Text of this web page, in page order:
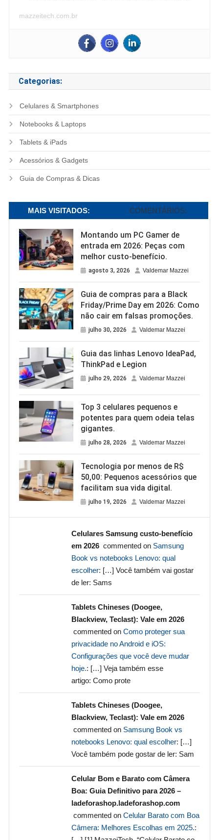
mazzeitech.com.br
Categorias:
Celulares & Smartphones
Notebooks & Laptops
Tablets & iPads
Acessórios & Gadgets
Guia de Compras & Dicas
MAIS VISITADOS: COMENTÁRIOS:
Montando um PC Gamer de
entrada em 2026: Peças com
melhor custo-benefício.
agosto 3, 2026 Valdemar Mazzei
Guia de compras para a Black
Friday/Prime Day em 2026: Como
não cair em falsas promoções.
julho 30, 2026 Valdemar Mazzei
Guia das linhas Lenovo IdeaPad,
ThinkPad e Legion
julho 29, 2026 Valdemar Mazzei
Top 3 celulares pequenos e
potentes para quem odeia telas
gigantes.
julho 28, 2026 Valdemar Mazzei
Tecnologia por menos de R$
50,00: Pequenos acessórios que
facilitam sua vida digital.
julho 19, 2026 Valdemar Mazzei
Celulares Samsung custo-benefício
em 2026 commented on Samsung
Book vs notebooks Lenovo: qual
escolher: […] Você também vai gostar
de ler: Sams
Tablets Chineses (Doogee,
Blackview, Teclast): Vale em 2026
commented onComo proteger sua
privacidade no Android e iOS:
Configurações que você deve mudar
hoje.: […] Veja também esse
artigo: Como prote
Tablets Chineses (Doogee,
Blackview, Teclast): Vale em 2026
commented on Samsung Book vs
notebooks Lenovo: qual escolher: […]
Você também pode gostar de ler: Sam
Celular Bom e Barato com Câmera
Boa: Guia Definitivo para 2026 –
ladeforashop.ladeforashop.com
commented onCelular Barato com Boa
Câmera: Melhores Escolhas em 2025.: